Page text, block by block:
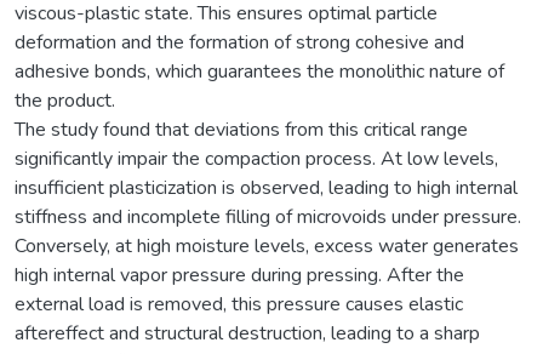
viscous-plastic state. This ensures optimal particle
deformation and the formation of strong cohesive and
adhesive bonds, which guarantees the monolithic nature of
the product.
The study found that deviations from this critical range
significantly impair the compaction process. At low levels,
insufficient plasticization is observed, leading to high internal
stiffness and incomplete filling of microvoids under pressure.
Conversely, at high moisture levels, excess water generates
high internal vapor pressure during pressing. After the
external load is removed, this pressure causes elastic
aftereffect and structural destruction, leading to a sharp